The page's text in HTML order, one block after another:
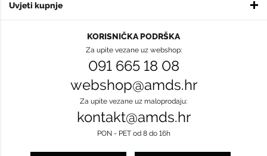
Uvjeti kupnje
KORISNIČKA PODRŠKA
Za upite vezane uz webshop:
091 665 18 08
webshop@amds.hr
Za upite vezane uz maloprodaju:
kontakt@amds.hr
PON - PET od 8 do 16h